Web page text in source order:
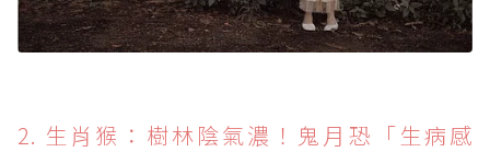
2. 生肖猴：樹林陰氣濃！鬼月恐「生病感